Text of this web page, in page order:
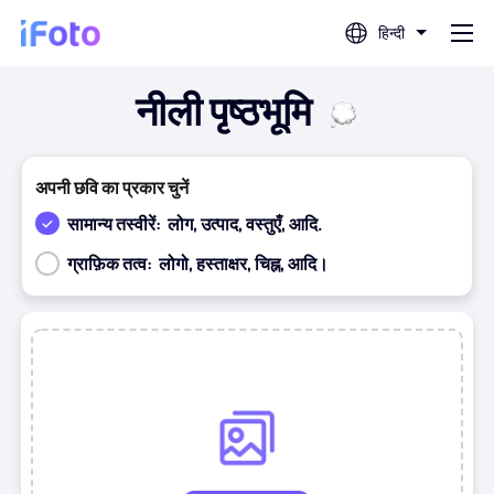
हिन्दी
लॉग इन करें
एआई फोटो संपादक
बैकग्राउंड रिमूवर
नीली पृष्ठभूमि
अपनी छवि का प्रकार चुनें
सामान्य तस्वीरें:लोग, उत्पाद, वस्तुएँ, आदि.
ग्राफ़िक तत्व:लोगो, हस्ताक्षर, चिह्न, आदि।
पहले बाद